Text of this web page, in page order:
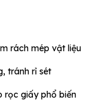
rách mép vật liệu
tránh rỉ sét
rọc giấy phổ biến